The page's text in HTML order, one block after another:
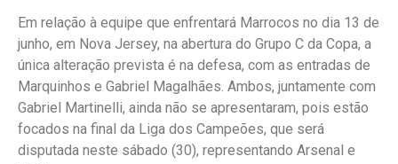
Em relação à equipe que enfrentará Marrocos no dia 13 de
junho, em Nova Jersey, na abertura do Grupo C da Copa, a
única alteração prevista é na defesa, com as entradas de
Marquinhos e Gabriel Magalhães. Ambos, juntamente com
Gabriel Martinelli, ainda não se apresentaram, pois estão
focados na final da Liga dos Campeões, que será
disputada neste sábado (30), representando Arsenal e